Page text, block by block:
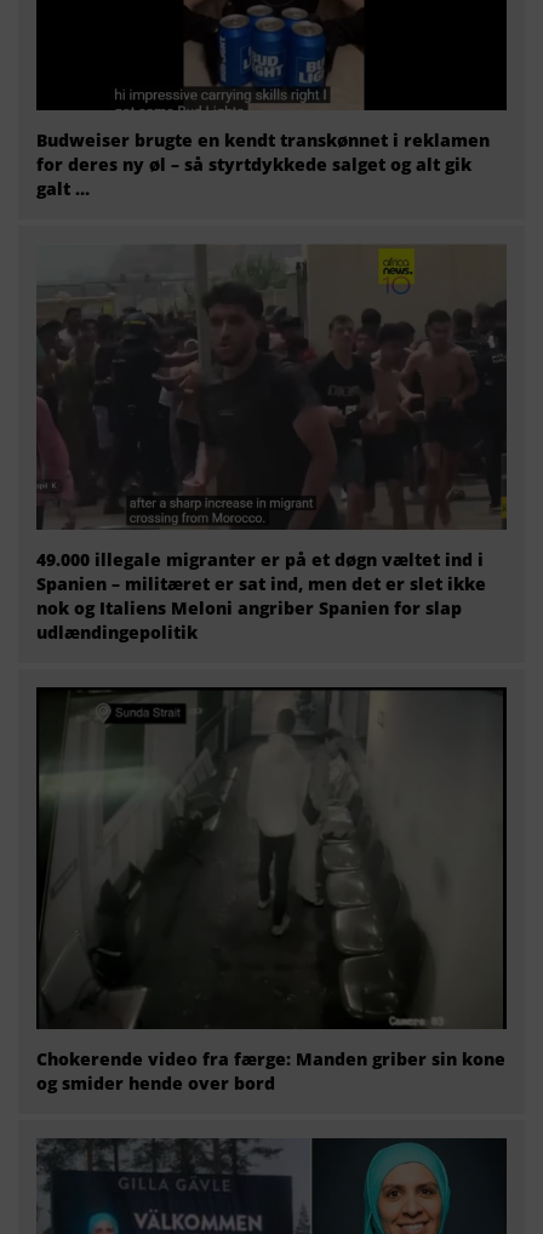
Budweiser brugte en kendt transkønnet i reklamen
for deres ny øl – så styrtdykkede salget og alt gik
galt …
49.000 illegale migranter er på et døgn væltet ind i
Spanien – militæret er sat ind, men det er slet ikke
nok og Italiens Meloni angriber Spanien for slap
udlændingepolitik
Chokerende video fra færge: Manden griber sin kone
og smider hende over bord